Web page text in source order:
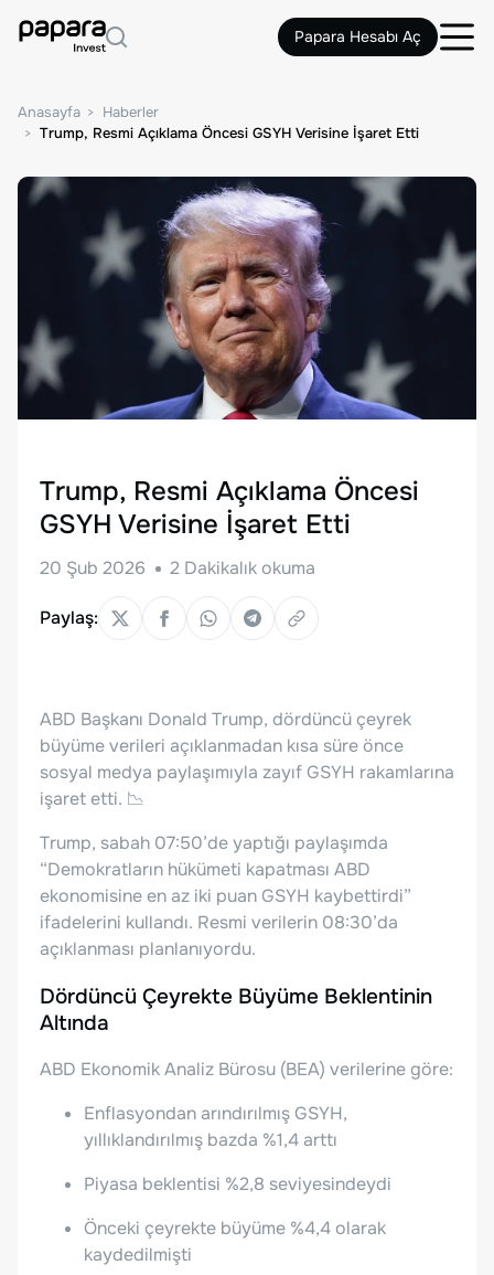
Papara Hesabı Aç
Anasayfa
Haberler
Trump, Resmi Açıklama Öncesi GSYH Verisine İşaret Etti
Trump, Resmi Açıklama Öncesi
GSYH Verisine İşaret Etti
20 Şub 2026 2 Dakikalık okuma
Paylaş:
ABD Başkanı Donald Trump, dördüncü çeyrek
büyüme verileri açıklanmadan kısa süre önce
sosyal medya paylaşımıyla zayıf GSYH rakamlarına
işaret etti. 📉
Trump, sabah 07:50’de yaptığı paylaşımda
“Demokratların hükümeti kapatması ABD
ekonomisine en az iki puan GSYH kaybettirdi”
ifadelerini kullandı. Resmi verilerin 08:30’da
açıklanması planlanıyordu.
Dördüncü Çeyrekte Büyüme Beklentinin
Altında
ABD Ekonomik Analiz Bürosu (BEA) verilerine göre:
Enflasyondan arındırılmış GSYH,
yıllıklandırılmış bazda %1,4 arttı
Piyasa beklentisi %2,8 seviyesindeydi
Önceki çeyrekte büyüme %4,4 olarak
kaydedilmişti